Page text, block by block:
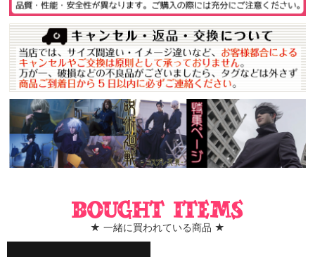
Bought items
★ 一緒に買われている商品 ★